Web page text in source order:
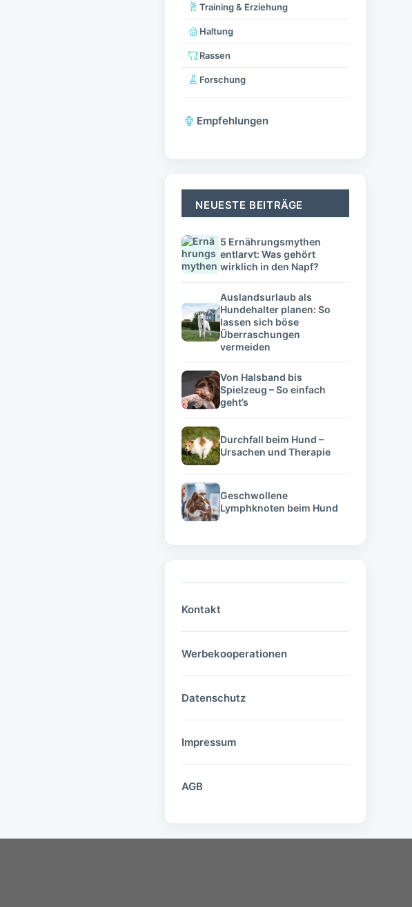
Training & Erziehung
Haltung
Rassen
Forschung
Empfehlungen
NEUESTE BEITRÄGE
5 Ernährungsmythen
entlarvt: Was gehört
wirklich in den Napf?
Auslandsurlaub als
Hundehalter planen: So
lassen sich böse
Überraschungen
vermeiden
Von Halsband bis
Spielzeug – So einfach
geht’s
Durchfall beim Hund –
Ursachen und Therapie
Geschwollene
Lymphknoten beim Hund
Kontakt
Werbekooperationen
Datenschutz
Impressum
AGB